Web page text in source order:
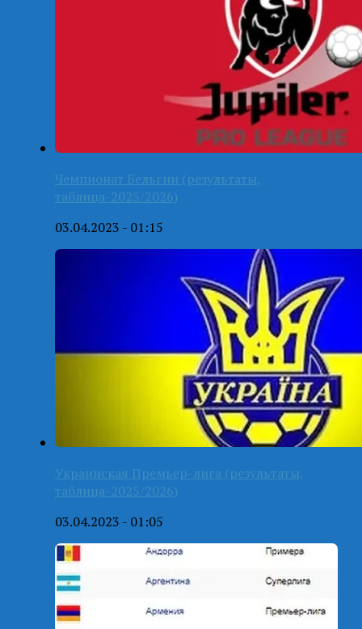
Чемпионат Бельгии (результаты,
таблица-2025/2026)
03.04.2023 - 01:15
Украинская Премьер-лига (результаты,
таблица-2025/2026)
03.04.2023 - 01:05